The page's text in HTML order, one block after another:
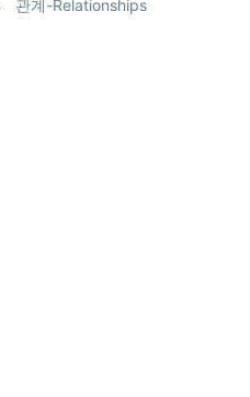
관계-Relationships